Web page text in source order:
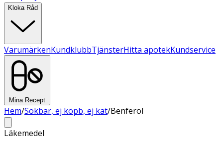
Kloka Råd
VarumärkenKundklubbTjänsterHitta apotekKundservice
Mina Recept
Hem/Sökbar, ej köpb, ej kat/Benferol
Läkemedel